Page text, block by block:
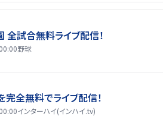
全試合無料ライブ配信！
野球
全無料でライブ配信！
インターハイ(インハイ.tv)